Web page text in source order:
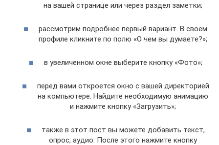
на вашей странице или через раздел заметки;
рассмотрим подробнее первый вариант. В своем
профиле кликните по полю «О чем вы думаете?»;
в увеличенном окне выберите кнопку «Фото»;
перед вами откроется окно с вашей директорией
на компьютере. Найдите необходимую анимацию
и нажмите кнопку «Загрузить»;
также в этот пост вы можете добавить текст,
опрос, аудио. После этого нажмите кнопку